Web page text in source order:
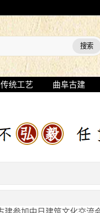
传统工艺 曲阜古建